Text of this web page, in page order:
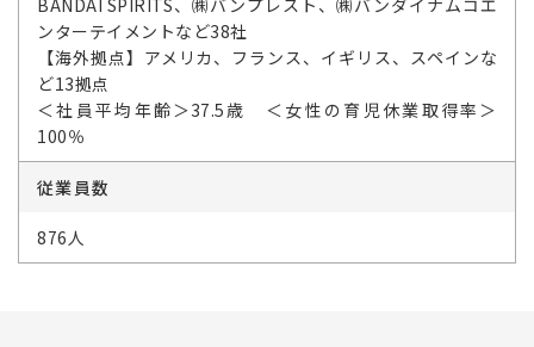
BANDAI SPIRITS、㈱バンプレスト、㈱バンダイナムコエ
ンターテイメントなど38社
【海外拠点】アメリカ、フランス、イギリス、スペインな
ど13拠点
＜社員平均年齢＞37.5歳 ＜女性の育児休業取得率＞
100％
従業員数
876人